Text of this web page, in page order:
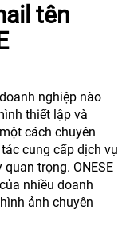
tên
nghiệp nào
thiết lập và
cách chuyên
cung cấp dịch vụ
trọng. ONESE
nhiều doanh
ảnh chuyên